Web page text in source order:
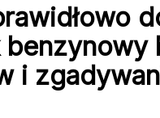
benzynowy
i